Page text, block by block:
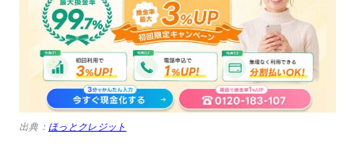
出典： ほっとクレジット